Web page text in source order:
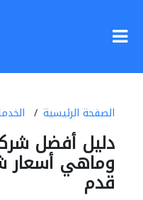
الصفحة الرئيسية
دليل أفضل
قدم